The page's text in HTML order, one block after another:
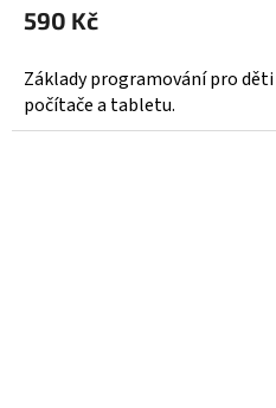
590 Kč
Základy programování pro
počítače a tabletu.